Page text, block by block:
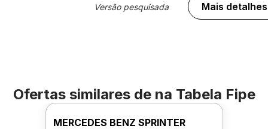
Versão pesquisada Mais detalhes
Ofertas similares de na Tabela Fipe
MERCEDES BENZ SPRINTER